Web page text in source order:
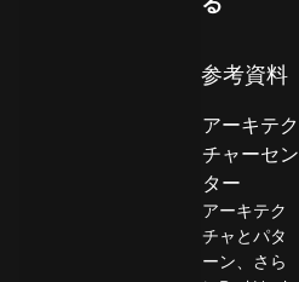
合
わ
言
語
の
選
択
参考資料
アーキテク
チャーセン
ター
アーキテク
チャとパタ
ーン、さら